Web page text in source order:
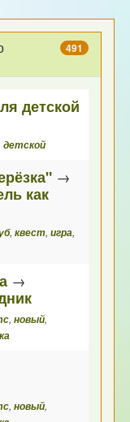
491
детской
,детской
→
как
,квест,игра,
→
,новый,
,новый,